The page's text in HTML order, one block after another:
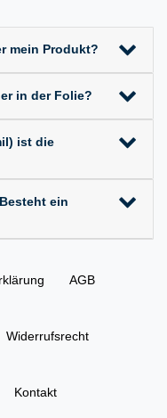
mein Produkt?
in der Folie?
ist die
ein
AGB
Widerrufs­recht
Kontakt